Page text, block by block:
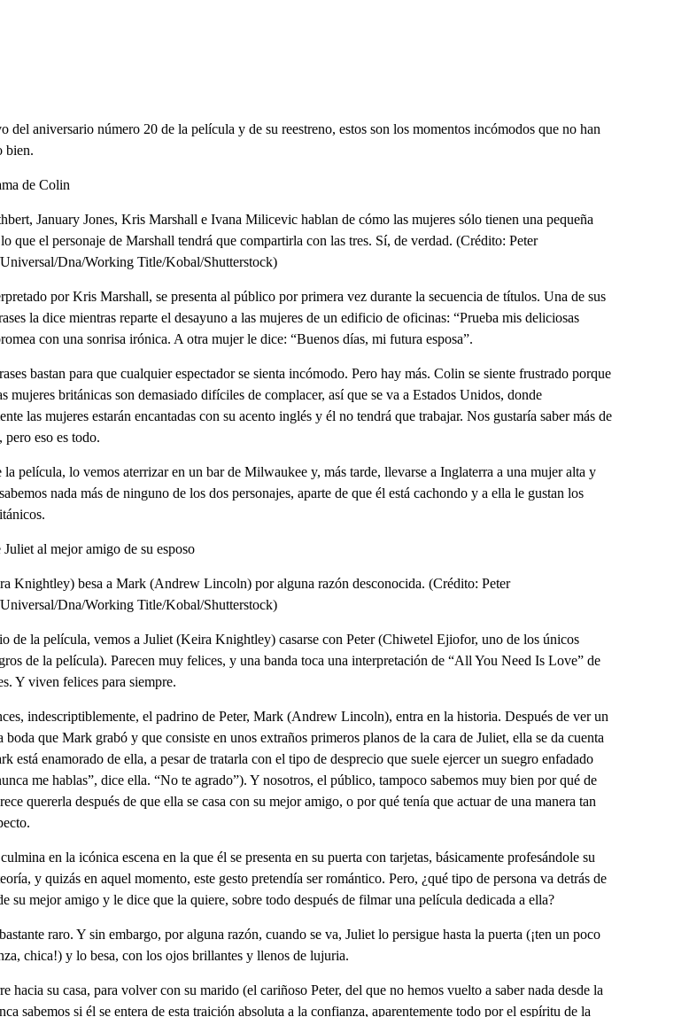
del aniversario número 20 de la película y de su reestreno, estos son los momentos incómodos que no han
bien.
de Colin
January Jones, Kris Marshall e Ivana Milicevic hablan de cómo las mujeres sólo tienen una pequeña
que el personaje de Marshall tendrá que compartirla con las tres. Sí, de verdad. (Crédito: Peter
Dna/Working Title/Kobal/Shutterstock)
por Kris Marshall, se presenta al público por primera vez durante la secuencia de títulos. Una de sus
la dice mientras reparte el desayuno a las mujeres de un edificio de oficinas: “Prueba mis deliciosas
con una sonrisa irónica. A otra mujer le dice: “Buenos días, mi futura esposa”.
bastan para que cualquier espectador se sienta incómodo. Pero hay más. Colin se siente frustrado porque
mujeres británicas son demasiado difíciles de complacer, así que se va a Estados Unidos, donde
las mujeres estarán encantadas con su acento inglés y él no tendrá que trabajar. Nos gustaría saber más de
pero eso es todo.
película, lo vemos aterrizar en un bar de Milwaukee y, más tarde, llevarse a Inglaterra a una mujer alta y
nada más de ninguno de los dos personajes, aparte de que él está cachondo y a ella le gustan los
Juliet al mejor amigo de su esposo
Knightley) besa a Mark (Andrew Lincoln) por alguna razón desconocida. (Crédito: Peter
Dna/Working Title/Kobal/Shutterstock)
de la película, vemos a Juliet (Keira Knightley) casarse con Peter (Chiwetel Ejiofor, uno de los únicos
de la película). Parecen muy felices, y una banda toca una interpretación de “All You Need Is Love” de
Y viven felices para siempre.
indescriptiblemente, el padrino de Peter, Mark (Andrew Lincoln), entra en la historia. Después de ver un
boda que Mark grabó y que consiste en unos extraños primeros planos de la cara de Juliet, ella se da cuenta
está enamorado de ella, a pesar de tratarla con el tipo de desprecio que suele ejercer un suegro enfadado
me hablas”, dice ella. “No te agrado”). Y nosotros, el público, tampoco sabemos muy bien por qué de
quererla después de que ella se casa con su mejor amigo, o por qué tenía que actuar de una manera tan
en la icónica escena en la que él se presenta en su puerta con tarjetas, básicamente profesándole su
y quizás en aquel momento, este gesto pretendía ser romántico. Pero, ¿qué tipo de persona va detrás de
su mejor amigo y le dice que la quiere, sobre todo después de filmar una película dedicada a ella?
raro. Y sin embargo, por alguna razón, cuando se va, Juliet lo persigue hasta la puerta (¡ten un poco
chica!) y lo besa, con los ojos brillantes y llenos de lujuria.
hacia su casa, para volver con su marido (el cariñoso Peter, del que no hemos vuelto a saber nada desde la
sabemos si él se entera de esta traición absoluta a la confianza, aparentemente todo por el espíritu de la